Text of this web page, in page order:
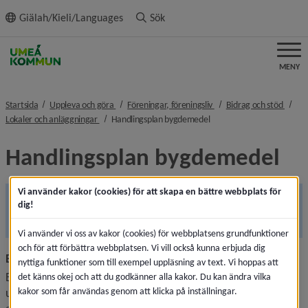
innehållet
Giälah/Kieli/Languages Sök
MENY
Startsida Uppleva och göra nivå i brödsmulenavigeringen
Föreningar, föreningsliv nivå i
Bidrag och stöd nivå
Lokaler och anläggningar nivå i brödsmulenavigeringen
Handlingsplan bygdemedelnivå i
Handlingsplan bygdemedel
Ansök om bygdemedel mellan 15 februari och 15 april.
Ansökan görs via Länsstyrelsen
Länk till annan
Bygdemedel
Bygdemedel är ersättning till de bygder som påverkats av
utbyggnaden av vattenkraft. Medel som inte behöver
Vi använder kakor (cookies) för att skapa en bättre webbplats för
dig!
Vi använder vi oss av kakor (cookies) för webbplatsens grundfunktioner
och för att förbättra webbplatsen. Vi vill också kunna erbjuda dig
nyttiga funktioner som till exempel uppläsning av text. Vi hoppas att
det känns okej och att du godkänner alla kakor. Du kan ändra vilka
kakor som får användas genom att klicka på inställningar.